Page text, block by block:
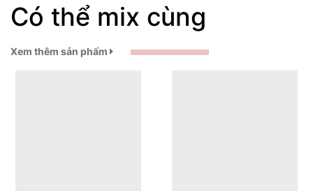
Có thể mix cùng
Xem thêm sản phẩm